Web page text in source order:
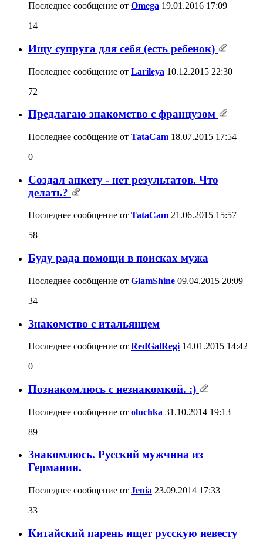
Последнее сообщение от Omega 19.01.2016 17:09
14
Ищу супруга для себя (есть ребенок)
Последнее сообщение от Larileya 10.12.2015 22:30
72
Предлагаю знакомство с французом
Последнее сообщение от TataCam 18.07.2015 17:54
0
Создал анкету - нет результатов. Что
делать?
Последнее сообщение от TataCam 21.06.2015 15:57
58
Буду рада помощи в поисках мужа
Последнее сообщение от GlamShine 09.04.2015 20:09
34
Знакомство с итальянцем
Последнее сообщение от RedGalRegi 14.01.2015 14:42
0
Познакомлюсь с незнакомкой. :)
Последнее сообщение от oluchka 31.10.2014 19:13
89
Знакомлюсь. Русский мужчина из
Германии.
Последнее сообщение от Jenia 23.09.2014 17:33
33
Китайский парень ищет русскую невесту